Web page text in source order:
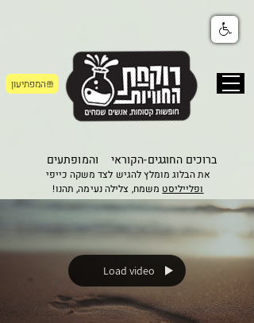
המפתיעון
ברוכים החוגגים-הקוראי והמופתעים
את הבלוג מומלץ להגיש לצד משקה כייפי
ופלייליסט משמח, צלילה נעימה, תהנו!
Load video